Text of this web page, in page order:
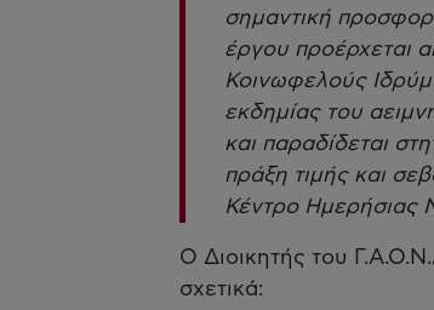
σημαντική
έργου προέρχεται
Κοινωφελούς
εκδημίας του
και παραδίδεται
πράξη τιμής και
Κέντρο Ημερήσιας
Ο Διοικητής του
σχετικά: